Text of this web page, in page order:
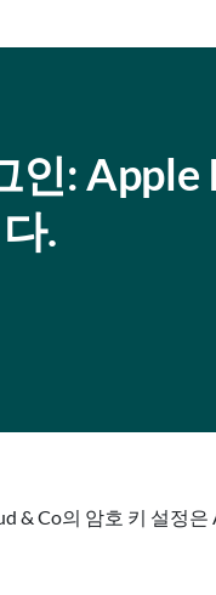
인: Apple
.
& Co의 암호 키 설정